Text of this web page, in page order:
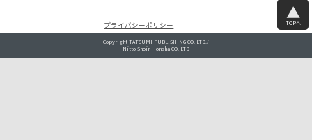
プライバシーポリシー TOPへ
Copyright TATSUMI PUBLISHING CO.,LTD./
Nitto Shoin Honsha CO.,LTD